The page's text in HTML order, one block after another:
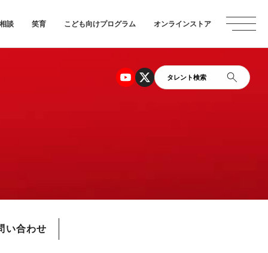
談 笑育 こども向けプログラム オンラインストア
タレント検索
い合わせ